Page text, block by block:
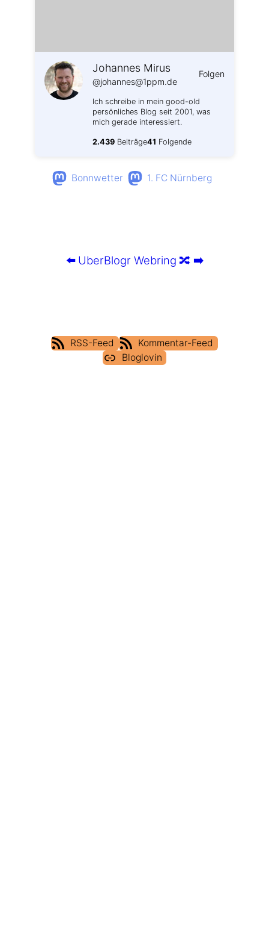
Johannes Mirus
@johannes@1ppm.de
Folgen
Ich schreibe in mein good-old
persönliches Blog seit 2001, was
mich gerade interessiert.
2.439 Beiträge41 Folgende
Bonnwetter 1. FC Nürnberg
⬅️ UberBlogr Webring 🔀 ➡️
RSS-Feed
Kommentar-Feed
Bloglovin